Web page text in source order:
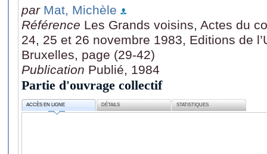
par Mat, Michèle
Référence Les Grands voisins, Actes du
24, 25 et 26 novembre 1983, Editions de
Bruxelles, page (29-42)
Publication Publié, 1984
Partie d'ouvrage collectif
ACCÈS EN LIGNE DÉTAILS STATISTIQUES